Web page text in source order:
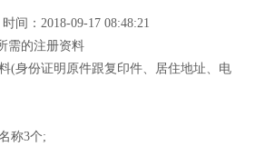
间：2018-09-17 08:48:21
的注册资料
份证明原件跟复印件、居住地址、电
称3个;